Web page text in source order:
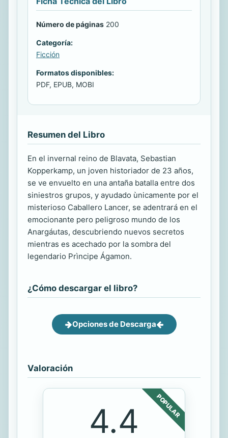
Número de páginas 200
Categoría:
Ficción
Formatos disponibles:
PDF, EPUB, MOBI
Resumen del Libro
En el invernal reino de Blavata, Sebastian
Kopperkamp, un joven historiador de 23 años,
se ve envuelto en una antaña batalla entre dos
siniestros grupos, y ayudado ùnicamente por el
misterioso Caballero Lancer, se adentrará en el
emocionante pero peligroso mundo de los
Anargáutas, descubriendo nuevos secretos
mientras es acechado por la sombra del
legendario Prìncipe Ágamon.
¿Cómo descargar el libro?
Opciones de Descarga
Valoración
POPULAR
4.4